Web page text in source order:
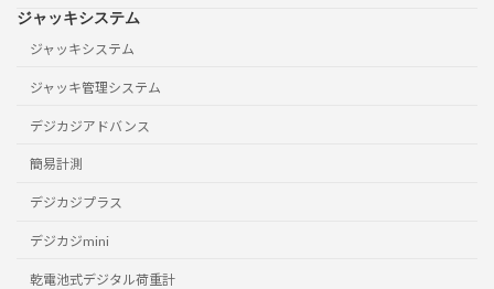
ジャッキシステム
ジャッキシステム
ジャッキ管理システム
デジカジアドバンス
簡易計測
デジカジプラス
デジカジmini
乾電池式デジタル荷重計